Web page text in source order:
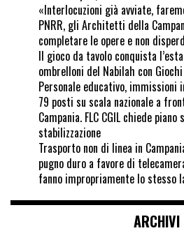
«Interlocuzioni già avviate,
PNRR, gli Architetti della
completare le opere e non
Il gioco da tavolo conquista
ombrelloni del Nabilah con
Personale educativo, immissioni
79 posti su scala nazionale a
Campania. FLC CGIL chiede
stabilizzazione
Trasporto non di linea in
pugno duro a favore di
fanno impropriamente lo stesso
ARCHIVI